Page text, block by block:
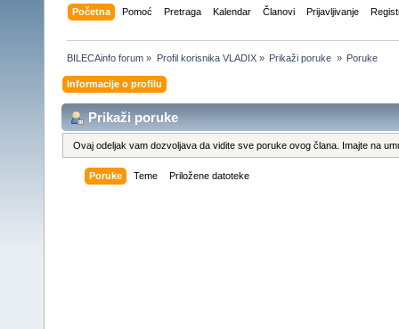
Početna Pomoć Pretraga Kalendar Članovi Prijavljivanje
BILECAinfo forum » Profil korisnika VLADIX» Prikaži poruke » Poruke
Informacije o profilu
Prikaži poruke
Ovaj odeljak vam dozvoljava da vidite sve poruke ovog člana. Imajte na
Poruke Teme Priložene datoteke